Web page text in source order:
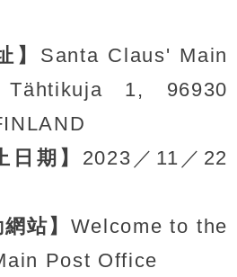
】 Santa Claus' Main
1, 96930
日期】 2023／11／22
站】 Welcome to the
Post Office